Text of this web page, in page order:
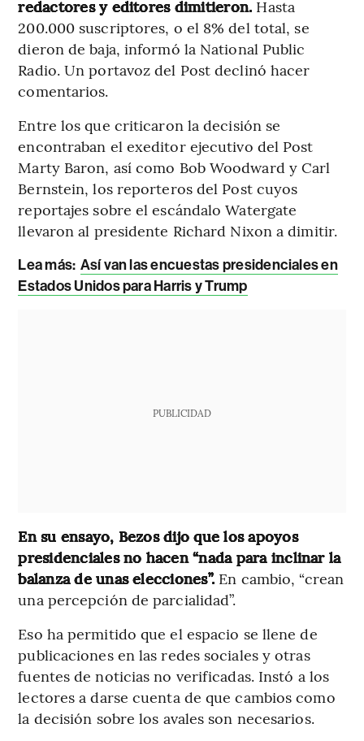
redactores y editores dimitieron. Hasta
200.000 suscriptores, o el 8% del total, se
dieron de baja, informó la National Public
Radio. Un portavoz del Post declinó hacer
comentarios.
Entre los que criticaron la decisión se
encontraban el exeditor ejecutivo del Post
Marty Baron, así como Bob Woodward y Carl
Bernstein, los reporteros del Post cuyos
reportajes sobre el escándalo Watergate
llevaron al presidente Richard Nixon a dimitir.
Lea más: Así van las encuestas presidenciales en
Estados Unidos para Harris y Trump
PUBLICIDAD
En su ensayo, Bezos dijo que los apoyos
presidenciales no hacen “nada para inclinar la
balanza de unas elecciones”. En cambio, “crean
una percepción de parcialidad”.
Eso ha permitido que el espacio se llene de
publicaciones en las redes sociales y otras
fuentes de noticias no verificadas. Instó a los
lectores a darse cuenta de que cambios como
la decisión sobre los avales son necesarios.